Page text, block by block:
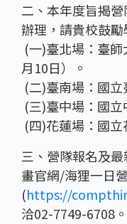
二、本年度旨揭
辦理，請貴校鼓
(一)臺北場：臺
月10日）。
(二)臺南場：國立
(三)臺中場：國立
(四)花蓮場：國立
三、營隊報名及
畫官網/海狸一日
(https://
洽02-7749-6708。